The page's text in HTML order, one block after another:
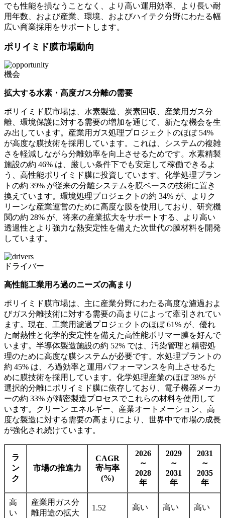
でも性能を損なうことなく、より高い運用効率、より長い耐
用年数、および産業、環境、およびハイテク分野にわたる幅
広い商業採用をサポートします。
ポリイミド膜市場動向
機会
拡大する水素・高度ガス分離の需要
ポリイミド膜市場は、水素製造、炭素回収、産業用ガス分
離、環境保護に対する需要の増加を通じて、新たな機会を生
み出しています。産業用ガス処理プロジェクトのほぼ 54%
が高度な膜技術を採用しています。これは、システムの複雑
さを軽減しながら分離効率を向上させるためです。水素精製
施設の約 46% は、厳しい条件下でも安定して稼働できるよ
う、高性能ポリイミド膜に投資しています。化学処理プラン
トの約 39% が従来の分離システムを膜ベースの技術に置き
換えています。環境処理プロジェクトの約 34% が、よりク
リーンな産業運営のために高度な膜を使用しており、研究機
関の約 28% が、将来の産業拡大をサポートする、より高い
透過性とより強力な熱安定性を備えた次世代の膜材料を開発
しています。
ドライバー
高性能工業用ろ過のニーズの高まり
ポリイミド膜市場は、主に産業分野にわたる高度な濾過およ
びガス分離技術に対する需要の高まりによって牽引されてい
ます。現在、工業用濾過プロジェクトのほぼ 61% が、優れ
た耐熱性と化学的安定性を備えた高性能ポリマー膜を好んで
います。半導体製造施設の約 52% では、汚染管理と精密処
理のために高度な膜システムが必要です。水処理プラントの
約 45% は、ろ過効率と運用パフォーマンスを向上させるた
めに膜技術を採用しています。化学処理産業のほぼ 38% が
選択的分離にポリイミド膜に依存しており、電子機器メーカ
ーの約 33% が精密製造プロセスでこれらの材料を使用して
います。クリーン エネルギー、産業オートメーション、高
度な製造に対する需要の高まりにより、世界中で市場の成長
が強化され続けています。
ラ
ン
ク
市場の推進力
CAGR
寄与率
(%)
2026
～
2028
年
2029
～
2031
年
2031
～
2035
年
高
い
産業用ガス分
離用途の拡大
1.52 高い 高い 高い